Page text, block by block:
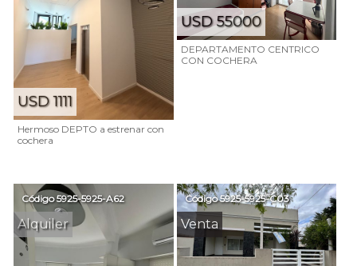
USD 1111
Hermoso DEPTO a estrenar con
cochera
USD 55000
DEPARTAMENTO CENTRICO
CON COCHERA
Código5925-5925-A62
Alquiler
Código5925-5925-C03
Venta